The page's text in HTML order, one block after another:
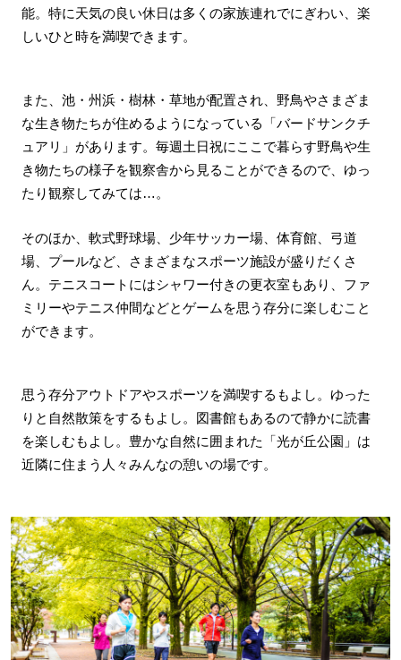
能。特に天気の良い休日は多くの家族連れでにぎわい、楽
しいひと時を満喫できます。
また、池・州浜・樹林・草地が配置され、野鳥やさまざま
な生き物たちが住めるようになっている「バードサンクチ
ュアリ」があります。毎週土日祝にここで暮らす野鳥や生
き物たちの様子を観察舎から見ることができるので、ゆっ
たり観察してみては…。
そのほか、軟式野球場、少年サッカー場、体育館、弓道
場、プールなど、さまざまなスポーツ施設が盛りだくさ
ん。テニスコートにはシャワー付きの更衣室もあり、ファ
ミリーやテニス仲間などとゲームを思う存分に楽しむこと
ができます。
思う存分アウトドアやスポーツを満喫するもよし。ゆった
りと自然散策をするもよし。図書館もあるので静かに読書
を楽しむもよし。豊かな自然に囲まれた「光が丘公園」は
近隣に住まう人々みんなの憩いの場です。